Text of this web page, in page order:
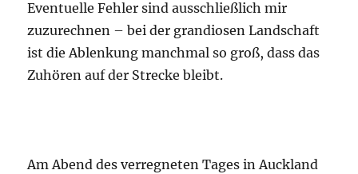
Eventuelle Fehler sind ausschließlich mir
zuzurechnen – bei der grandiosen Landschaft
ist die Ablenkung manchmal so groß, dass das
Zuhören auf der Strecke bleibt.
Am Abend des verregneten Tages in Auckland